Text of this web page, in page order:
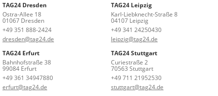
TAG24 Dresden
Ostra-Allee 18
01067 Dresden
+49 351 888-2424
dresden@tag24.de
TAG24 Leipzig
Karl-Liebknecht-Straße 8
04107 Leipzig
+49 341 24250430
leipzig@tag24.de
TAG24 Erfurt
Bahnhofstraße 38
99084 Erfurt
+49 361 34947880
erfurt@tag24.de
TAG24 Stuttgart
Curiestraße 2
70563 Stuttgart
+49 711 21952530
stuttgart@tag24.de